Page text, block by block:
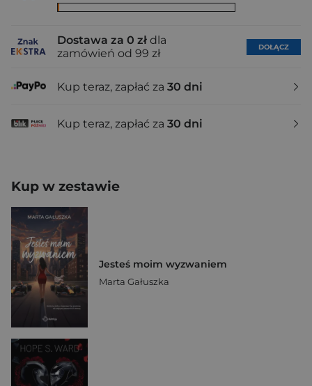
Dostawa za 0 zł dla
zamówień od 99 zł
DOŁĄCZ
Kup teraz, zapłać za 30 dni
Kup teraz, zapłać za 30 dni
Kup w zestawie
Jesteś moim wyzwaniem
Marta Gałuszka